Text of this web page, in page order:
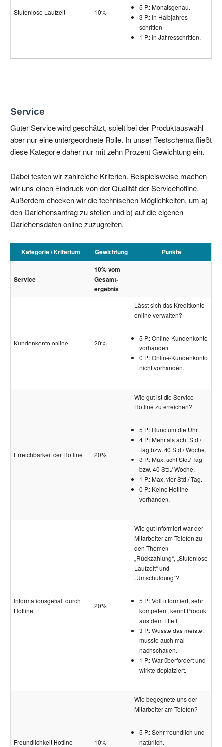
Stufenlose Laufzeit 10%
5 P.: Monatsgenau.
3 P.: In Halbjahres­
schritten
1 P.: In Jahres­schritten.
Service
Guter Service wird geschätzt, spielt bei der Produktauswahl
aber nur eine untergeordnete Rolle. In unser Testschema fließt
diese Kategorie daher nur mit zehn Prozent Gewichtung ein.
Dabei testen wir zahlreiche Kriterien. Beispielsweise machen
wir uns einen Eindruck von der Qualität der Servicehotline.
Außerdem checken wir die technischen Möglichkeiten, um a)
den Darlehensantrag zu stellen und b) auf die eigenen
Darlehensdaten online zuzugreifen.
Kategorie / Kriterium Gewichtung Punkte
Service
10% vom
Gesamt­
ergebnis
Kundenkonto online 20%
Lässt sich das Kreditkonto
online verwalten?
5 P.: Online-Kundenkonto
vorhanden.
0 P.: Online-Kundenkonto
nicht vorhanden.
Erreich­barkeit der Hotline 20%
Wie gut ist die Service-
Hotline zu erreichen?
5 P.: Rund um die Uhr.
4 P.: Mehr als acht Std./
Tag bzw. 40 Std./ Woche.
3 P.: Max. acht Std./ Tag
bzw. 40 Std./ Woche.
1 P.: Max. vier Std./ Tag.
0 P.: Keine Hotline
vorhanden.
Informations­gehalt durch
Hotline
20%
Wie gut informiert war der
Mitarbeiter am Telefon zu
den Themen
„Rückzahlung“, „Stufenlose
Laufzeit“ und
„Umschuldung“?
5 P.: Voll informiert, sehr
kompetent, kennt Produkt
aus dem Effeff.
3 P.: Wusste das meiste,
musste auch mal
nachschauen.
1 P.: War überfordert und
wirkte deplatziert.
Freundlichkeit Hotline 10%
Wie begegnete uns der
Mitarbeiter am Telefon?
5 P.: Sehr freundlich und
natürlich.